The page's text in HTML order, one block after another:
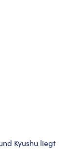
Kyushu liegt